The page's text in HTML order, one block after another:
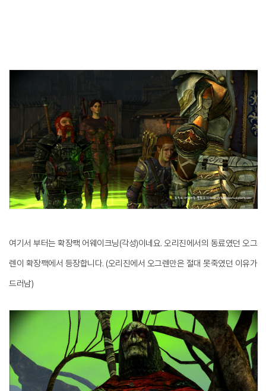
여기서 부터는 확장팩 어웨이크닝(각성)이네요. 오리진에서의 동료였던 오그
렌이 확장팩에서 등장합니다. (오리진에서 오그렌만은 절대 못죽였던 이유가
드러남)